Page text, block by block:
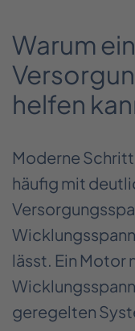
Warum
helfen
Moderne
häufig mit
lässt. Ein Motor
geregelten